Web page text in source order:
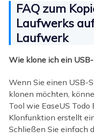
FAQ zum
Laufwerks
Laufwerk
Wie klone ich ein
Wenn Sie einen USB-
klonen möchten,
Tool wie EaseUS
Klonfunktion erstellt
Schließen Sie einfach